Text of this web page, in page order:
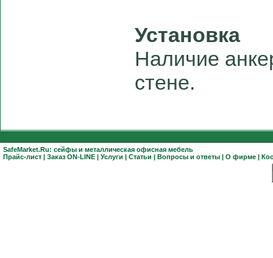
Установка
Наличие
стене.
SafeMarket.Ru: сейфы и металлическая офисная мебель
Прайс-лист | Заказ ON-LINE | Услуги | Статьи | Вопросы и ответы | О фирме |